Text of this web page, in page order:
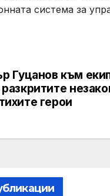
система за
Гуцанов към
герои